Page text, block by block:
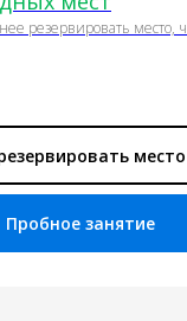
резервировать место,
место
Пробное занятие